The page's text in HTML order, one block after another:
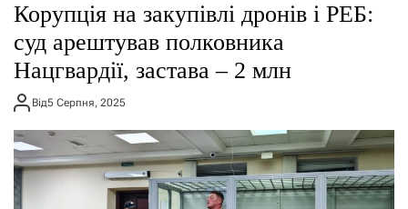
Корупція на закупівлі дронів і РЕБ:
суд арештував полковника
Нацгвардії, застава – 2 млн
Від5 Серпня, 2025